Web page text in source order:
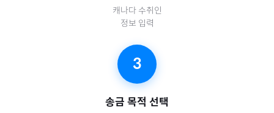
캐나다수취인
정보 입력
3
송금 목적 선택